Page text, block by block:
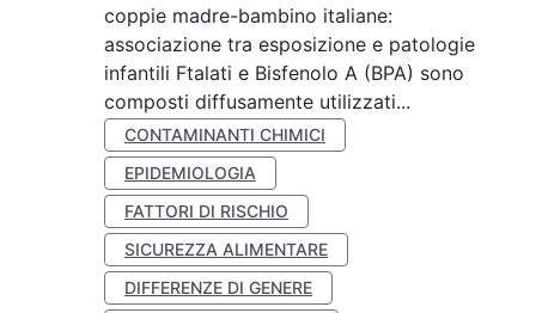
coppie madre-bambino italiane:
associazione tra esposizione e patologie
infantili Ftalati e Bisfenolo A (BPA) sono
composti diffusamente utilizzati...
CONTAMINANTI CHIMICI
EPIDEMIOLOGIA
FATTORI DI RISCHIO
SICUREZZA ALIMENTARE
DIFFERENZE DI GENERE